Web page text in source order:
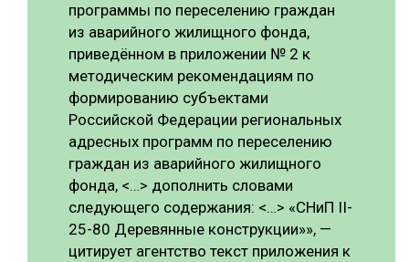
программы по переселению граждан
из аварийного жилищного фонда,
приведённом в приложении № 2 к
методическим рекомендациям по
формированию субъектами
Российской Федерации региональных
адресных программ по переселению
граждан из аварийного жилищного
фонда, <…> дополнить словами
следующего содержания: <…> «СНиП II-
25-80 Деревянные конструкции»», —
цитирует агентство текст приложения к